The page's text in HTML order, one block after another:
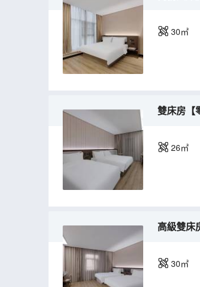
30㎡
雙床房【
26㎡
高級雙床
30㎡